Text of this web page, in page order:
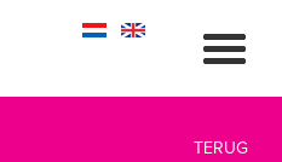
TERUG